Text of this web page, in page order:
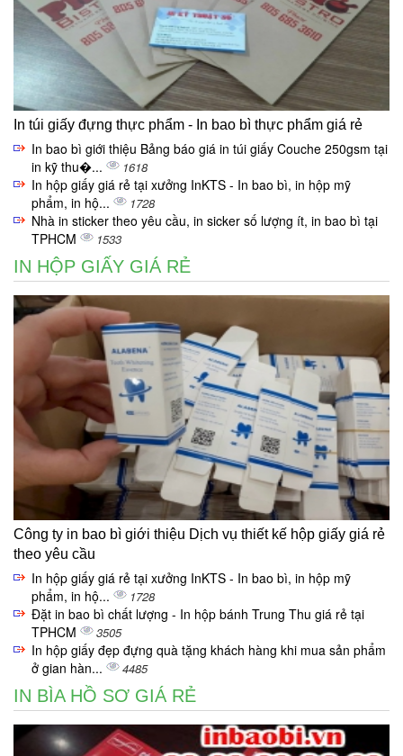
In túi giấy đựng thực phẩm - In bao bì thực phẩm giá rẻ
In bao bì giới thiệu Bảng báo giá in túi giấy Couche 250gsm tại
in kỹ thu�...
1618
In hộp giấy giá rẻ tại xưởng InKTS - In bao bì, in hộp mỹ
phẩm, in hộ...
1728
Nhà in sticker theo yêu cầu, in sicker số lượng ít, in bao bì tại
TPHCM
1533
IN HỘP GIẤY GIÁ RẺ
Công ty in bao bì giới thiệu Dịch vụ thiết kế hộp giấy giá rẻ
theo yêu cầu
In hộp giấy giá rẻ tại xưởng InKTS - In bao bì, in hộp mỹ
phẩm, in hộ...
1728
Đặt in bao bì chất lượng - In hộp bánh Trung Thu giá rẻ tại
TPHCM
3505
In hộp giấy đẹp đựng quà tặng khách hàng khi mua sản phẩm
ở gian hàn...
4485
IN BÌA HỒ SƠ GIÁ RẺ